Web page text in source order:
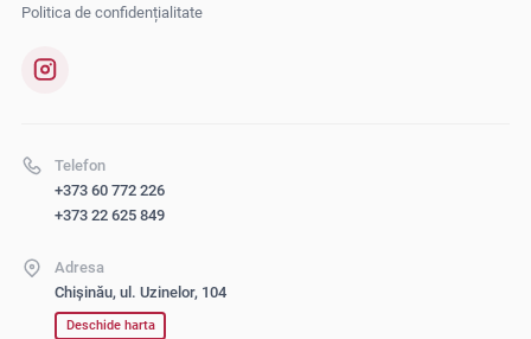
Telefon
+373 60 772 226
+373 22 625 849
Adresa
Chișinău, ul. Uzinelor, 104
Deschide harta
Politica de confidențialitate